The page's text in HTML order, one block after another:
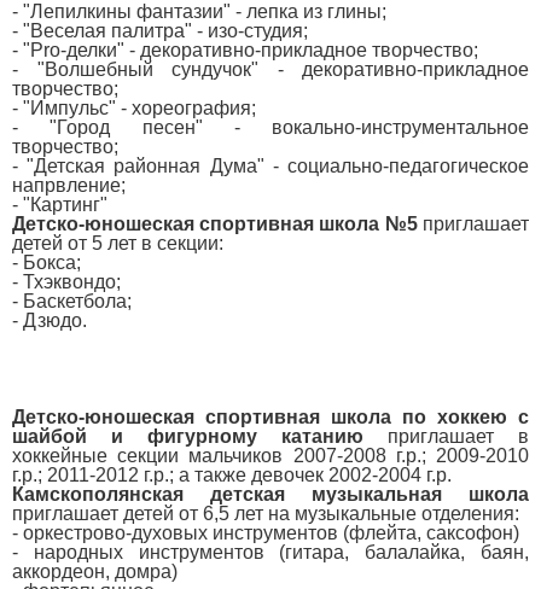
- "Лепилкины фантазии" - лепка из глины;
- "Веселая палитра" - изо-студия;
- "Pro-делки" - декоративно-прикладное творчество;
- "Волшебный сундучок" - декоративно-прикладное
творчество;
- "Импульс" - хореография;
- "Город песен" - вокально-инструментальное
творчество;
- "Детская районная Дума" - социально-педагогическое
напрвление;
- "Картинг"
Детско-юношеская спортивная школа №5приглашает
детей от 5 лет в секции:
- Бокса;
- Тхэквондо;
- Баскетбола;
- Дзюдо.
Детско-юношеская спортивная школа по хоккею с
шайбой и фигурному катанию приглашает в
хоккейные секции мальчиков 2007-2008 г.р.; 2009-2010
г.р.; 2011-2012 г.р.; а также девочек 2002-2004 г.р.
Камскополянская детская музыкальная школа
приглашает детей от 6,5 лет на музыкальные отделения:
- оркестрово-духовых инструментов (флейта, саксофон)
- народных инструментов (гитара, балалайка, баян,
аккордеон, домра)